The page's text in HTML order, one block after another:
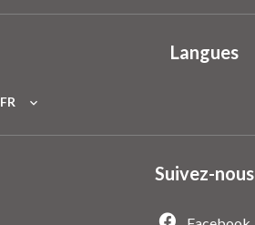
Langues
FR
Suivez-nous